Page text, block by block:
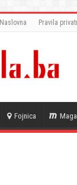
Naslovna Pravila
Fojnica